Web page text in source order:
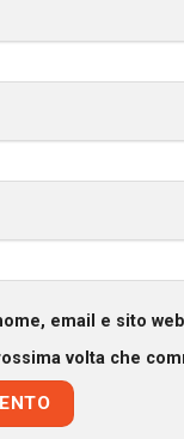
email e sito
volta che